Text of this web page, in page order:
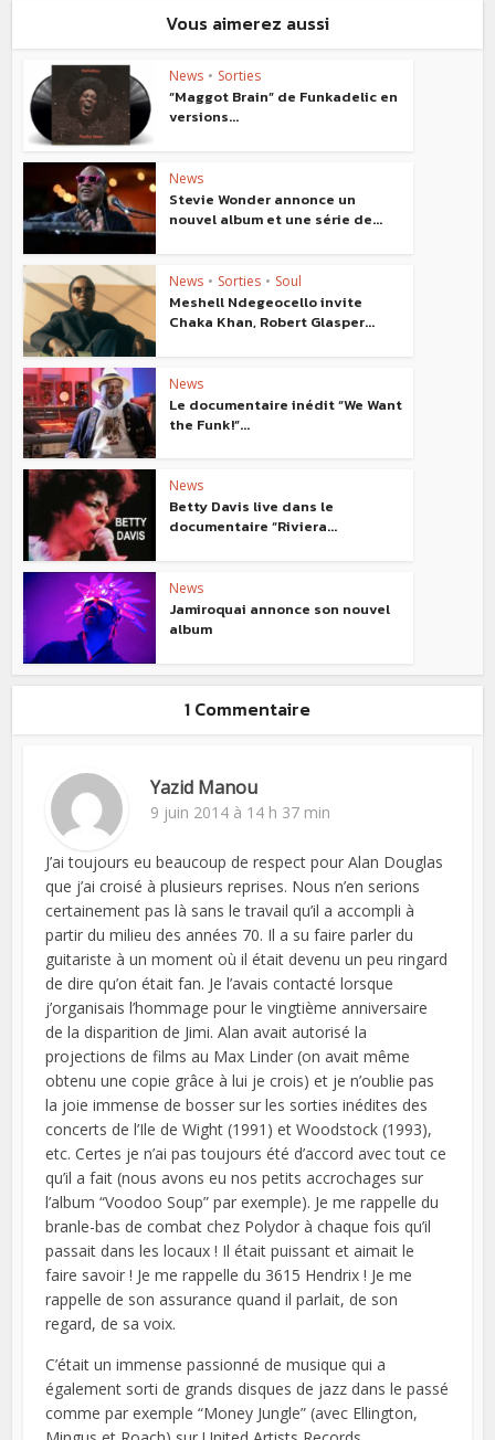
Vous aimerez aussi
News • Sorties
“Maggot Brain” de Funkadelic en
versions...
News
Stevie Wonder annonce un
nouvel album et une série de...
News • Sorties • Soul
Meshell Ndegeocello invite
Chaka Khan, Robert Glasper...
News
Le documentaire inédit “We Want
the Funk!”...
News
Betty Davis live dans le
documentaire “Riviera...
News
Jamiroquai annonce son nouvel
album
1 Commentaire
Yazid Manou
9 juin 2014 à 14 h 37 min
J’ai toujours eu beaucoup de respect pour Alan Douglas
que j’ai croisé à plusieurs reprises. Nous n’en serions
certainement pas là sans le travail qu’il a accompli à
partir du milieu des années 70. Il a su faire parler du
guitariste à un moment où il était devenu un peu ringard
de dire qu’on était fan. Je l’avais contacté lorsque
j’organisais l’hommage pour le vingtième anniversaire
de la disparition de Jimi. Alan avait autorisé la
projections de films au Max Linder (on avait même
obtenu une copie grâce à lui je crois) et je n’oublie pas
la joie immense de bosser sur les sorties inédites des
concerts de l’Ile de Wight (1991) et Woodstock (1993),
etc. Certes je n’ai pas toujours été d’accord avec tout ce
qu’il a fait (nous avons eu nos petits accrochages sur
l’album “Voodoo Soup” par exemple). Je me rappelle du
branle-bas de combat chez Polydor à chaque fois qu’il
passait dans les locaux ! Il était puissant et aimait le
faire savoir ! Je me rappelle du 3615 Hendrix ! Je me
rappelle de son assurance quand il parlait, de son
regard, de sa voix.
C’était un immense passionné de musique qui a
également sorti de grands disques de jazz dans le passé
comme par exemple “Money Jungle” (avec Ellington,